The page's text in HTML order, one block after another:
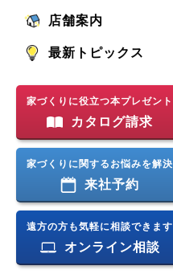
店舗案内
最新トピックス
家づくりに役立つ本プレゼント
カタログ請求
家づくりに関するお悩みを解決
来社予約
遠方の方も気軽に相談できます
オンライン相談